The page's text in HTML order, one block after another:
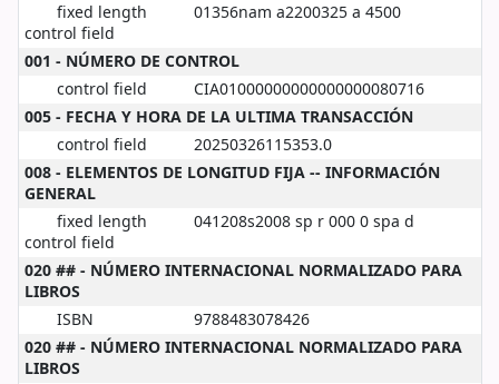
fixed length
control field
01356nam a2200325 a 4500
001 - NÚMERO DE CONTROL
control field
CIA01000000000000000080716
005 - FECHA Y HORA DE LA ULTIMA TRANSACCIÓN
control field
20250326115353.0
008 - ELEMENTOS DE LONGITUD FIJA -- INFORMACIÓN
GENERAL
fixed length
control field
041208s2008 sp r 000 0 spa d
020 ## - NÚMERO INTERNACIONAL NORMALIZADO PARA
LIBROS
ISBN
9788483078426
020 ## - NÚMERO INTERNACIONAL NORMALIZADO PARA
LIBROS